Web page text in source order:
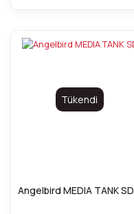
Tükendi
Angelbird MEDIA TANK SD